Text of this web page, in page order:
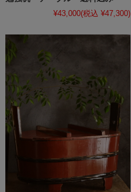
¥43,000(税込 ¥47,300)